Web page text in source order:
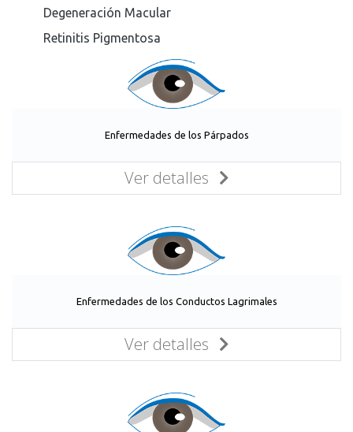
Degeneración Macular
Retinitis Pigmentosa
Enfermedades de los Párpados
Ver detalles
Enfermedades de los Conductos Lagrimales
Ver detalles